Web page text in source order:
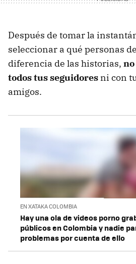
Después de tomar la
seleccionar a qué personas
diferencia de las historias,
todos tus seguidores ni con
amigos.
EN XATAKA COLOMBIA
Hay una ola de videos porno
públicos en Colombia y nadie
problemas por cuenta de ello